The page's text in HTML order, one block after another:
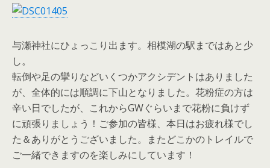
与瀬神社にひょっこり出ます。相模湖の駅まではあと少
し。
転倒や足の攣りなどいくつかアクシデントはありました
が、全体的には順調に下山となりました。花粉症の方は
辛い日でしたが、これからGWぐらいまで花粉に負けず
に頑張りましょう！ご参加の皆様、本日はお疲れ様でし
た＆ありがとうございました。またどこかのトレイルで
ご一緒できますのを楽しみにしています！